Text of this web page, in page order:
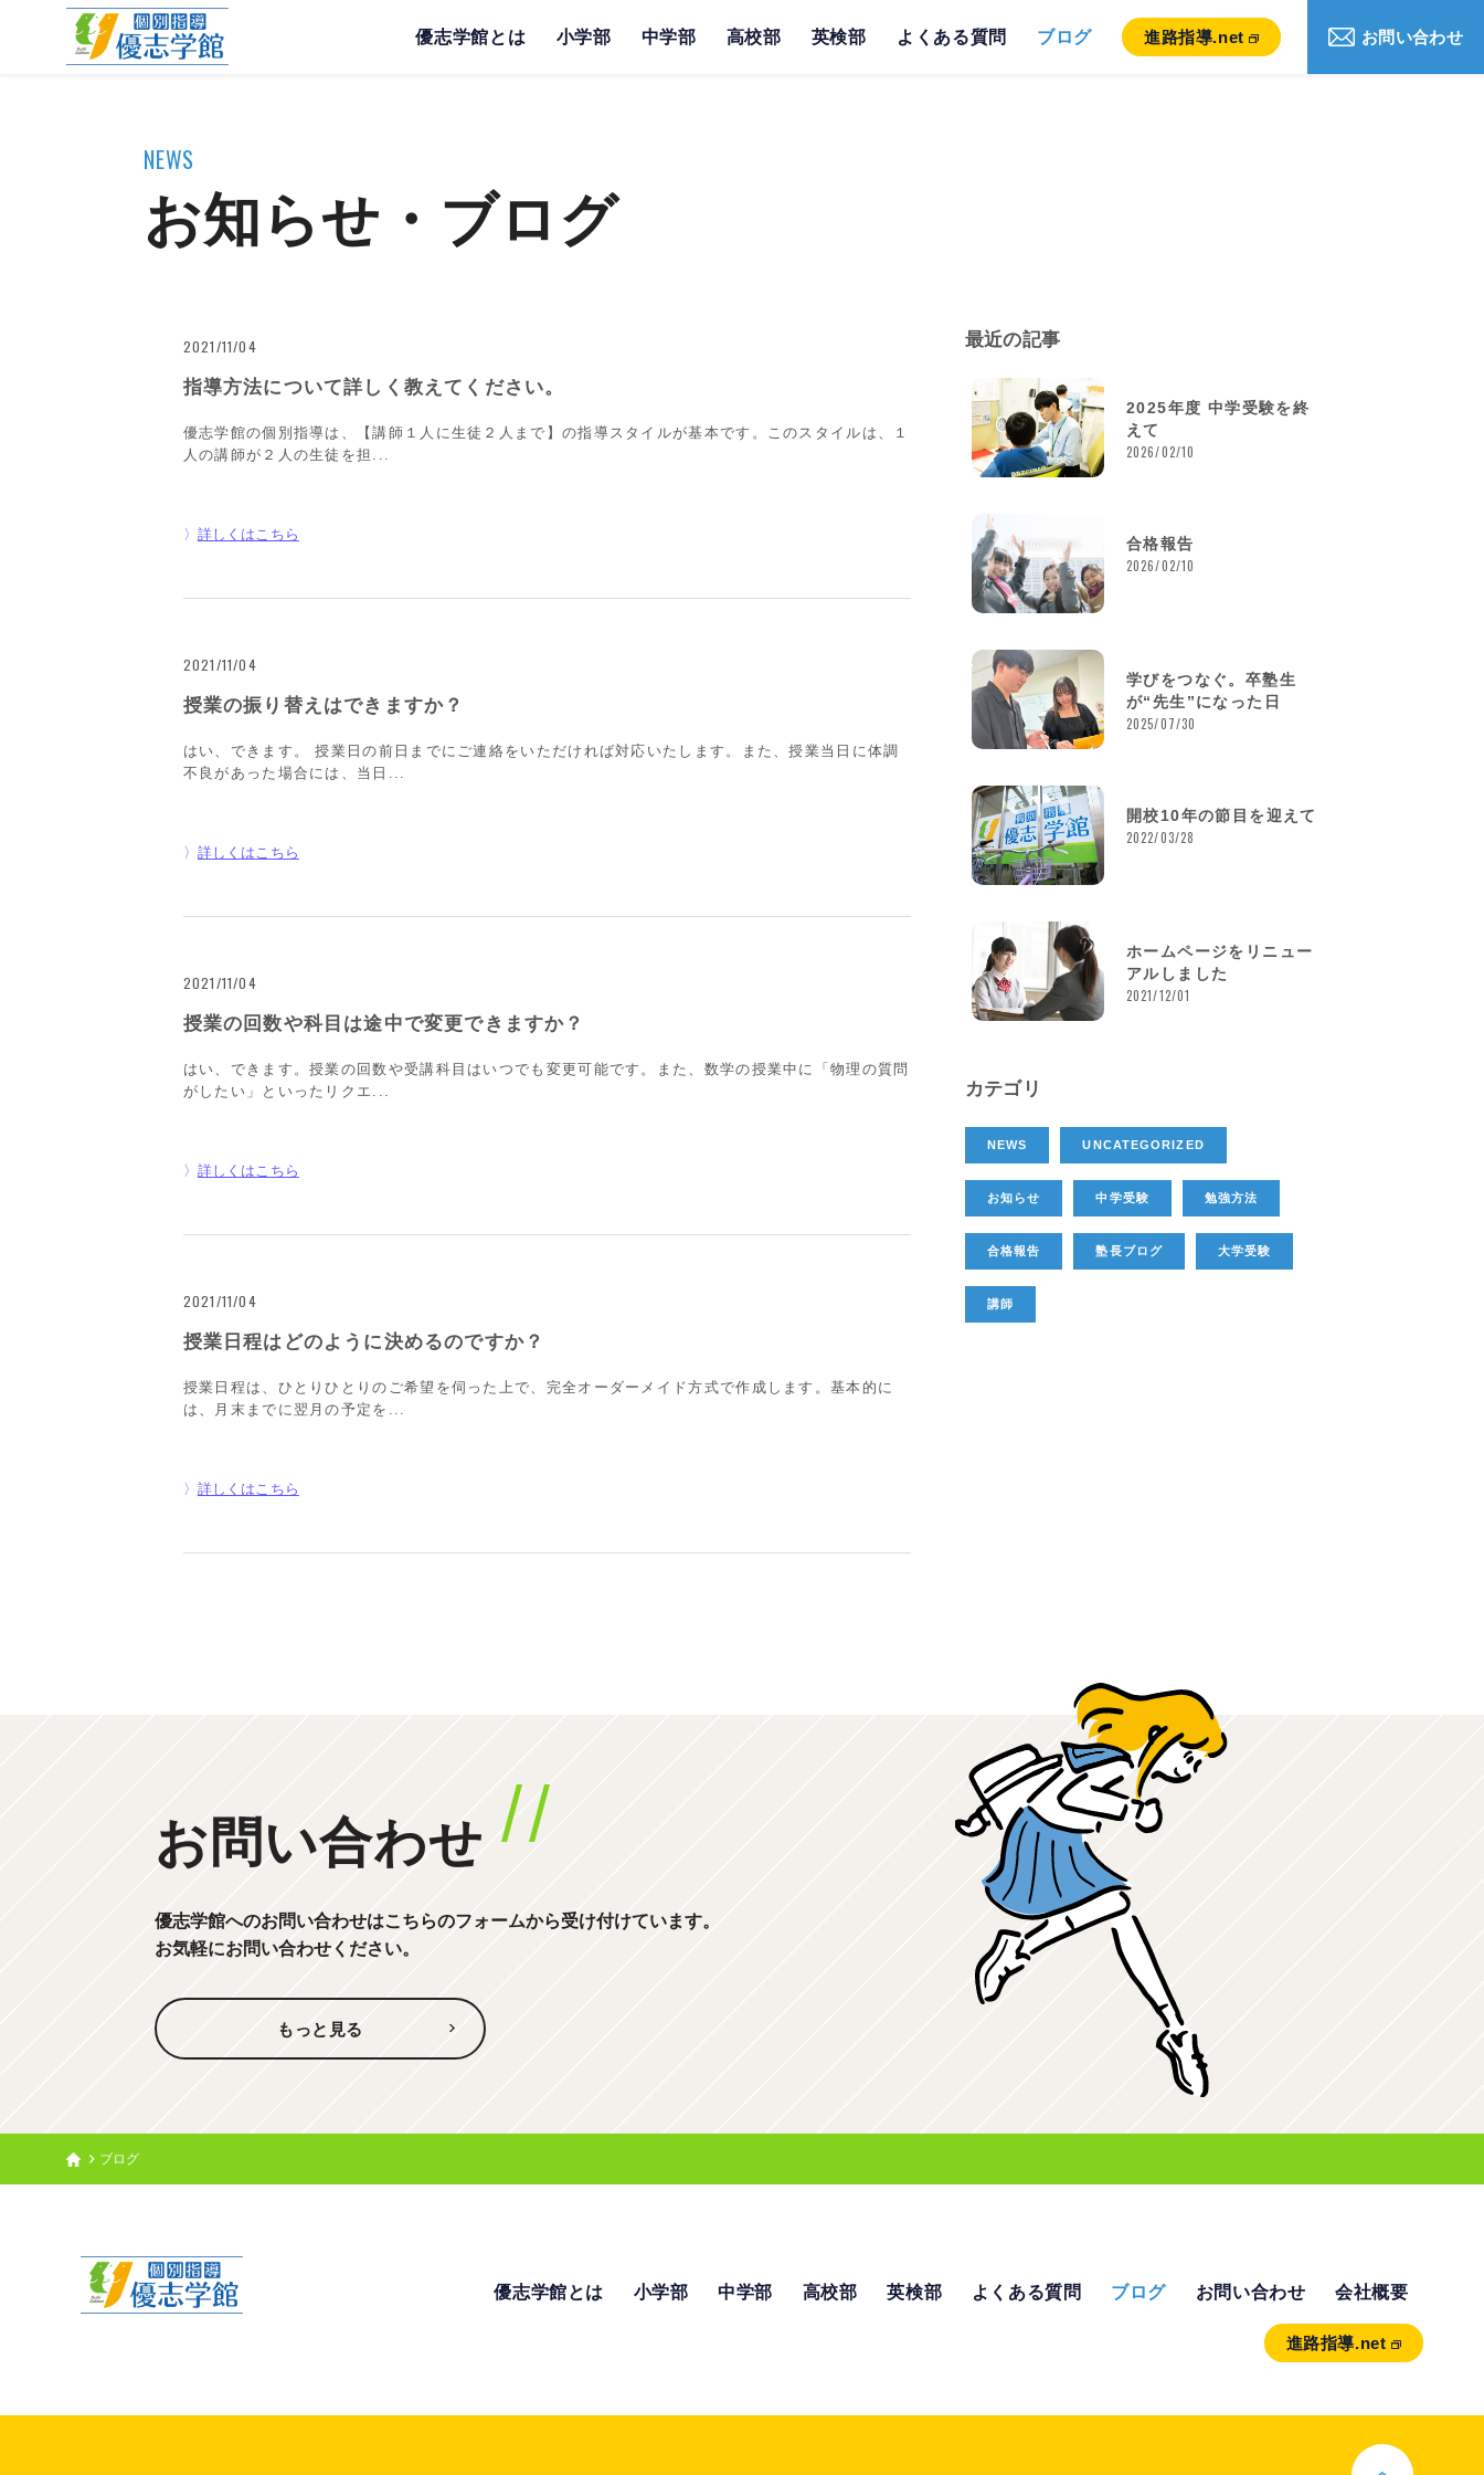
優志学館とは 小学部 中学部 高校部 英検部 よくある質問 ブログ 進路指導.net お問い合わせ
個別指導 優志学館公式サイトへようこそ！
NEWS
お知らせ・ブログ
2021/11/04
指導方法について詳しく教えてください。
優志学館の個別指導は、【講師１人に生徒２人まで】の指導スタイルが基本です。このスタイルは、１
人の講師が２人の生徒を担...
詳しくはこちら
2021/11/04
授業の振り替えはできますか？
はい、できます。 授業日の前日までにご連絡をいただければ対応いたします。また、授業当日に体調
不良があった場合には、当日...
詳しくはこちら
2021/11/04
授業の回数や科目は途中で変更できますか？
はい、できます。授業の回数や受講科目はいつでも変更可能です。また、数学の授業中に「物理の質問
がしたい」といったリクエ...
詳しくはこちら
2021/11/04
授業日程はどのように決めるのですか？
授業日程は、ひとりひとりのご希望を伺った上で、完全オーダーメイド方式で作成します。基本的に
は、月末までに翌月の予定を...
詳しくはこちら
最近の記事
2025年度 中学受験を終
えて
2026/02/10
合格報告
2026/02/10
学びをつなぐ。卒塾生
が“先生”になった日
2025/07/30
開校10年の節目を迎えて
2022/03/28
ホームページをリニュー
アルしました
2021/12/01
カテゴリ
NEWS UNCATEGORIZED
お知らせ 中学受験 勉強方法
合格報告 塾長ブログ 大学受験
講師
お問い合わせ
優志学館へのお問い合わせはこちらのフォームから受け付けています。
お気軽にお問い合わせください。
もっと見る
トップブログ
個別指導 優志学館公式サイトへようこそ！
優志学館とは 小学部 中学部 高校部 英検部 よくある質問 ブログ お問い合わせ 会社概要
進路指導.net